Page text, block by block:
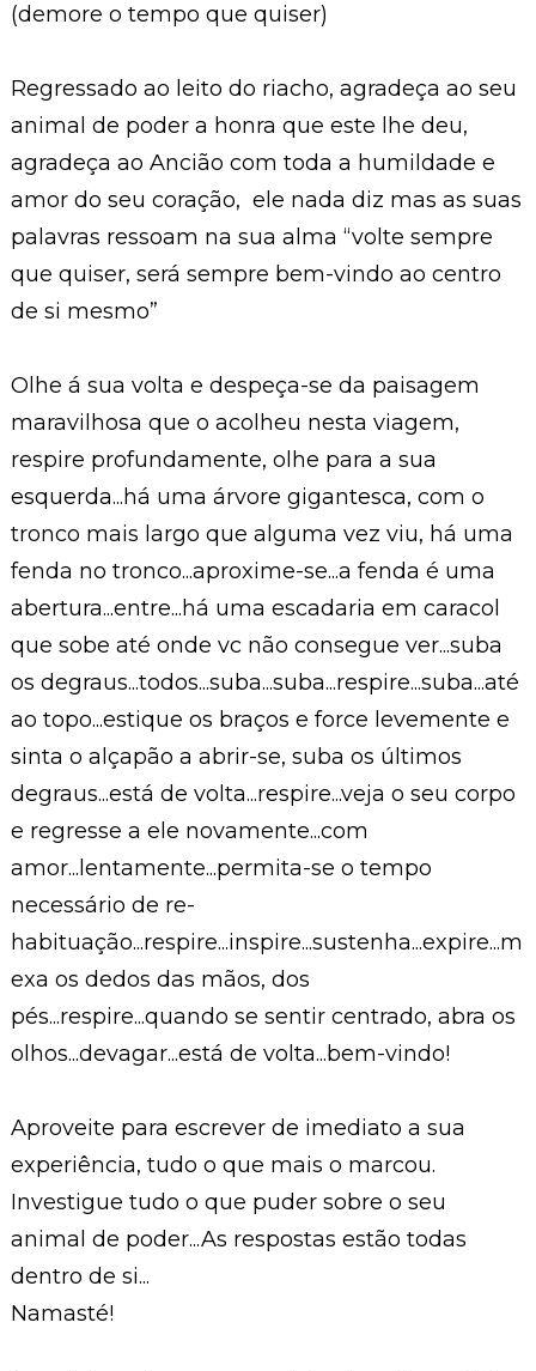
(demore o tempo que quiser)
Regressado ao leito do riacho, agradeça ao seu
animal de poder a honra que este lhe deu,
agradeça ao Ancião com toda a humildade e
amor do seu coração, ele nada diz mas as suas
palavras ressoam na sua alma “volte sempre
que quiser, será sempre bem-vindo ao centro
de si mesmo”
Olhe á sua volta e despeça-se da paisagem
maravilhosa que o acolheu nesta viagem,
respire profundamente, olhe para a sua
esquerda...há uma árvore gigantesca, com o
tronco mais largo que alguma vez viu, há uma
fenda no tronco...aproxime-se...a fenda é uma
abertura...entre...há uma escadaria em caracol
que sobe até onde vc não consegue ver...suba
os degraus...todos...suba...suba...respire...suba...até
ao topo...estique os braços e force levemente e
sinta o alçapão a abrir-se, suba os últimos
degraus...está de volta...respire...veja o seu corpo
e regresse a ele novamente...com
amor...lentamente...permita-se o tempo
necessário de re-
habituação...respire...inspire...sustenha...expire...m
exa os dedos das mãos, dos
pés...respire...quando se sentir centrado, abra os
olhos...devagar...está de volta...bem-vindo!
Aproveite para escrever de imediato a sua
experiência, tudo o que mais o marcou.
Investigue tudo o que puder sobre o seu
animal de poder...As respostas estão todas
dentro de si...
Namasté!